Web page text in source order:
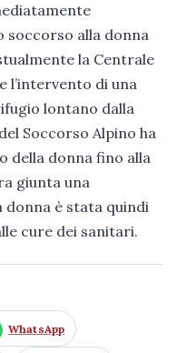
alla donna
la Centrale
l’intervento di una
lontano dalla
Soccorso Alpino ha
della donna fino alla
giunta una
donna è stata quindi
cure dei sanitari.
WhatsApp